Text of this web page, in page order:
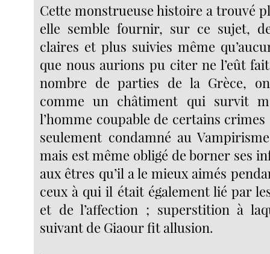
Cette monstrueuse histoire a trouvé
elle semble fournir, sur ce sujet,
claires et plus suivies même
que nous aurions pu citer ne l’eût
nombre de parties de la Grèce, on
comme un châtiment qui survit
l’homme coupable de certains
seulement condamné au
mais est même obligé de borner ses
aux êtres qu’il a le mieux aimés
ceux à qui il était également lié par
et de l’affection ; superstition à
suivant de Giaour fit allusion.